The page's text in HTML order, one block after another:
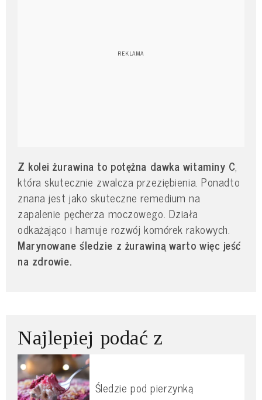
Z kolei żurawina to potężna dawka witaminy C,
która skutecznie zwalcza przeziębienia. Ponadto
znana jest jako skuteczne remedium na
zapalenie pęcherza moczowego. Działa
odkażająco i hamuje rozwój komórek rakowych.
Marynowane śledzie z żurawiną warto więc jeść
na zdrowie.
Najlepiej podać z
Śledzie pod pierzynką